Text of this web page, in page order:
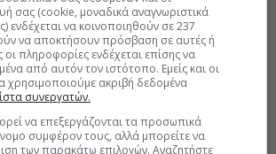
αυξάνεται ο
έκπτωση στην εφάπαξ
σε αρκετές χιλιάδες ή
ασφαλισμένους
από τη μελλοντική
κόστος
σας (cookie, μοναδικά αναγνωριστικά
ενδέχεται να κοινοποιηθούν σε 237
να αποκτήσουν πρόσβαση σε αυτές ή
πληροφορίες ενδέχεται επίσης να
από αυτόν τον ιστότοπο. Εμείς και οι
χρησιμοποιούμε ακριβή δεδομένα
συνεργατών.
να επεξεργάζονται τα προσωπικά
συμφέρον τους, αλλά μπορείτε να
των παρακάτω επιλογών. Αναζητήστε